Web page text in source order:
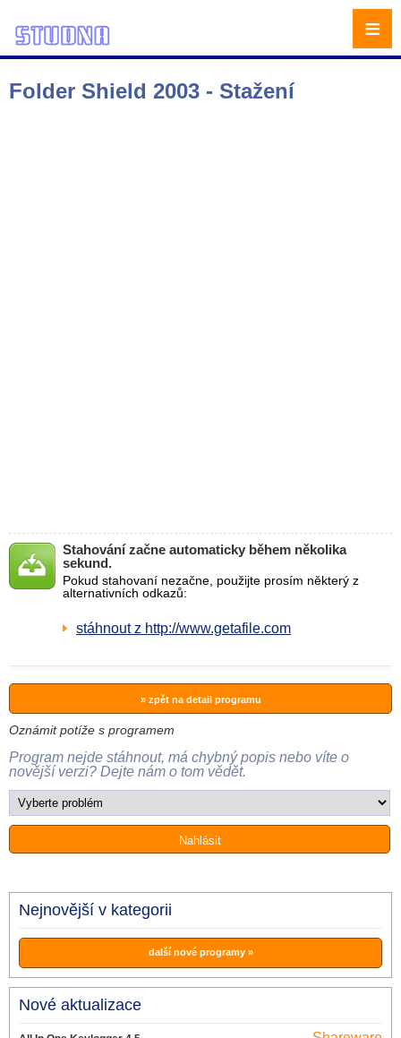
Folder Shield 2003 - Stažení
Stahování začne automaticky během několika
sekund.
Pokud stahovaní nezačne, použijte prosím některý z
alternativních odkazů:
stáhnout z http://www.getafile.com
» zpět na detail programu
Oznámit potíže s programem
Program nejde stáhnout, má chybný popis nebo víte o
novější verzi? Dejte nám o tom vědět.
Nejnovější v kategorii
další nové programy »
Nové aktualizace
≡